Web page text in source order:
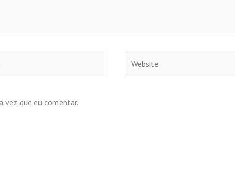
vez que eu comentar.